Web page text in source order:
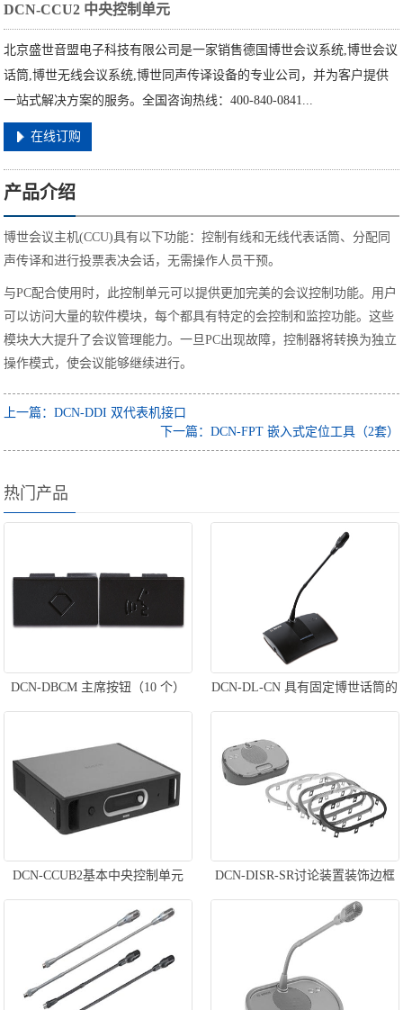
DCN-CCU2 中央控制单元
北京盛世音盟电子科技有限公司是一家销售德国博世会议系统,博世会议
话筒,博世无线会议系统,博世同声传译设备的专业公司，并为客户提供
一站式解决方案的服务。全国咨询热线：400-840-0841...
在线订购
产品介绍
博世会议主机(CCU)具有以下功能：控制有线和无线代表话筒、分配同
声传译和进行投票表决会话，无需操作人员干预。
与PC配合使用时，此控制单元可以提供更加完美的会议控制功能。用户
可以访问大量的软件模块，每个都具有特定的会控制和监控功能。这些
模块大大提升了会议管理能力。一旦PC出现故障，控制器将转换为独立
操作模式，使会议能够继续进行。
上一篇：DCN-DDI 双代表机接口
下一篇：DCN-FPT 嵌入式定位工具（2套）
热门产品
DCN-DBCM 主席按钮（10 个） DCN-DL-CN 具有固定博世话筒的
基本代表机
DCN-CCUB2基本中央控制单元 DCN-DISR-SR讨论装置装饰边框